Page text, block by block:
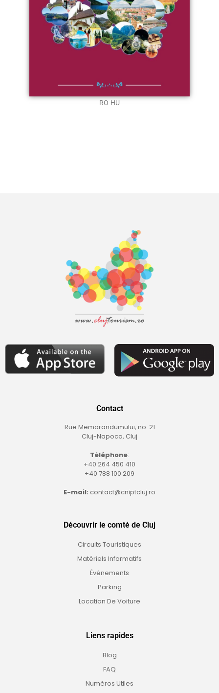
RO-HU
Contact
Rue Memorandumului, no. 21
Cluj-Napoca, Cluj
Téléphone:
+40 264 450 410
+40 788 100 209
E-mail: contact@cniptcluj.ro
Découvrir le comté de Cluj
Circuits Touristiques
Matériels Informatifs
Événements
Parking
Location De Voiture
Liens rapides
Blog
FAQ
Numéros Utiles